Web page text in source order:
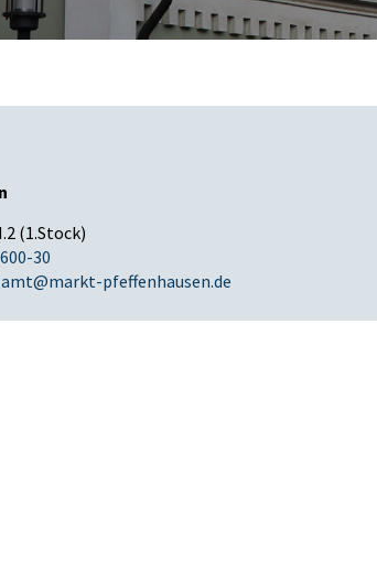
(1.Stock)
30
pfeffenhausen.de